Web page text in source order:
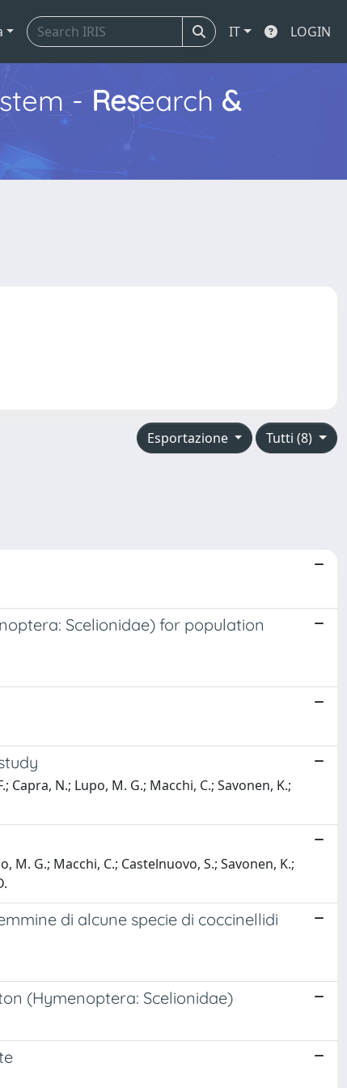
IT LOGIN
- Research &
Tutti (8)
Esportazione
Scelionidae) for population
Capra, N.; Lupo, M. G.; Macchi, C.; Savonen, K.;
M. G.; Macchi, C.; Castelnuovo, S.; Savonen, K.;
di alcune specie di coccinellidi
(Hymenoptera: Scelionidae)